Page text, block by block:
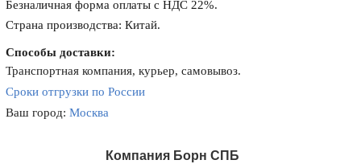
Безналичная форма оплаты с НДС 22%.
Страна производства: Китай.
Способы доставки:
Транспортная компания, курьер, самовывоз.
Сроки отгрузки по России
Ваш город:Москва
Компания Борн СПБ